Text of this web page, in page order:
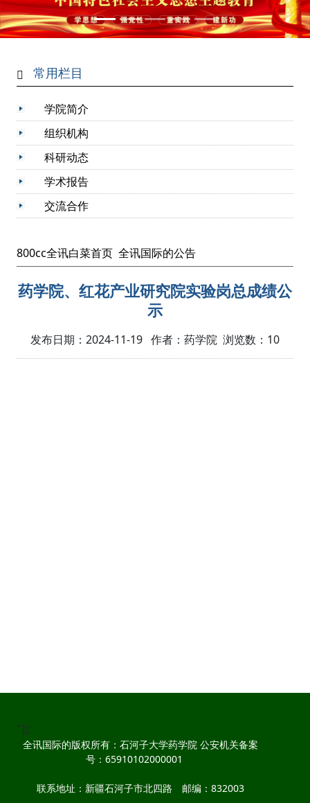
常用栏目
学院简介
组织机构
科研动态
学术报告
交流合作
800cc全讯白菜首页 全讯国际的公告
药学院、红花产业研究院实验岗总成绩公
示
发布日期：2024-11-19 作者：药学院 浏览数： 10
"));
全讯国际的版权所有：石河子大学药学院 公安机关备案
号：65910102000001
联系地址：新疆石河子市北四路 邮编：832003